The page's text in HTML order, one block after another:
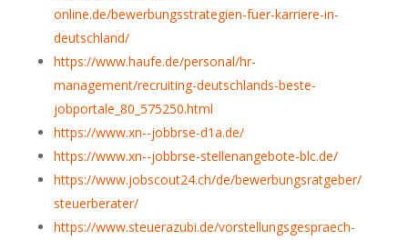
online.de/bewerbungsstrategien-fuer-karriere-in-
deutschland/
https://www.haufe.de/personal/hr-
management/recruiting-deutschlands-beste-
jobportale_80_575250.html
https://www.xn--jobbrse-d1a.de/
https://www.xn--jobbrse-stellenangebote-blc.de/
https://www.jobscout24.ch/de/bewerbungsratgeber/
steuerberater/
https://www.steuerazubi.de/vorstellungsgespraech-